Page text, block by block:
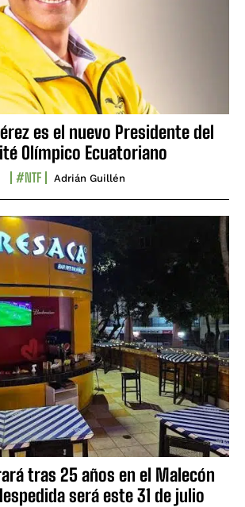
es el nuevo Presidente del
Olímpico Ecuatoriano
#NTF Adrián Guillén
tras 25 años en el Malecón
será este 31 de julio